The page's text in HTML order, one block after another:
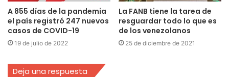
A 855 días de la pandemia
el país registró 247 nuevos
casos de COVID-19
19 de julio de 2022
La FANB tiene la tarea de
resguardar todo lo que es
de los venezolanos
25 de diciembre de 2021
Deja una respuesta